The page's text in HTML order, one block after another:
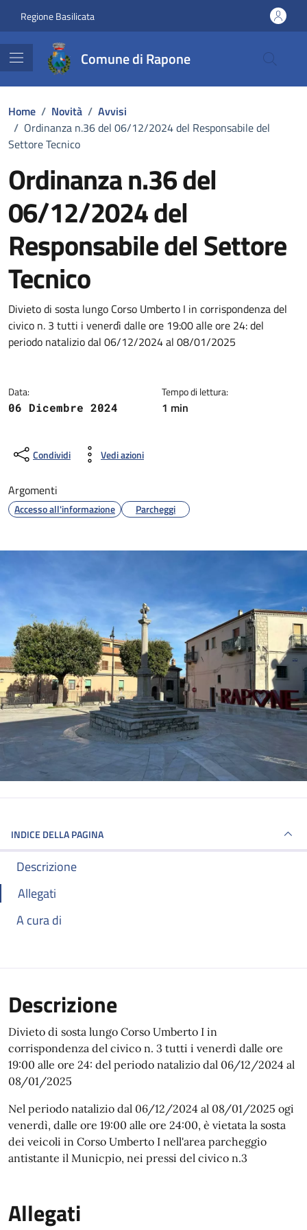
Regione Basilicata
Comune di Rapone
Home / Novità / Avvisi
/ Ordinanza n.36 del 06/12/2024 del Responsabile del
Settore Tecnico
Ordinanza n.36 del
06/12/2024 del
Responsabile del Settore
Tecnico
Dettagli della notizia
Divieto di sosta lungo Corso Umberto I in corrispondenza del
civico n. 3 tutti i venerdì dalle ore 19:00 alle ore 24: del
periodo natalizio dal 06/12/2024 al 08/01/2025
Data:
06 Dicembre 2024
Tempo di lettura:
1 min
Condividi Vedi azioni
Argomenti
Accesso all'informazione Parcheggi
INDICE DELLA PAGINA
Descrizione
Allegati
A cura di
Descrizione
Divieto di sosta lungo Corso Umberto I in
corrispondenza del civico n. 3 tutti i venerdì dalle ore
19:00 alle ore 24: del periodo natalizio dal 06/12/2024 al
08/01/2025
Nel periodo natalizio dal 06/12/2024 al 08/01/2025 ogi
venerdì, dalle ore 19:00 alle ore 24:00, è vietata la sosta
dei veicoli in Corso Umberto I nell'area parcheggio
antistante il Municpio, nei pressi del civico n.3
Allegati